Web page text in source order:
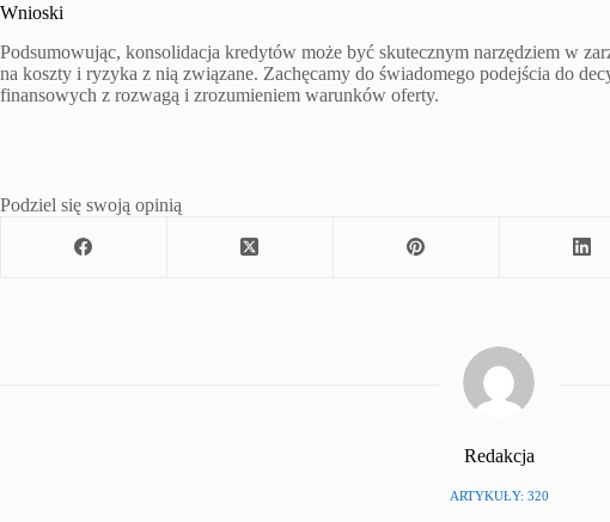
Wnioski
Podsumowując, konsolidacja kredytów może być skutecznym narzędziem w
na koszty i ryzyka z nią związane. Zachęcamy do świadomego podejścia do
finansowych z rozwagą i zrozumieniem warunków oferty.
Podziel się swoją opinią
Redakcja
ARTYKUŁY: 320